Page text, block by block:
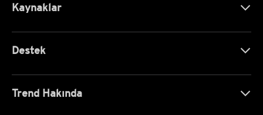
Kaynaklar
Destek
Trend Hakında